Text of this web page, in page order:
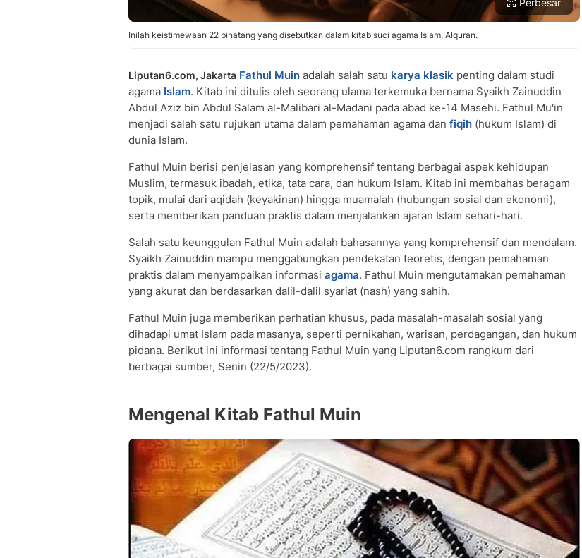
Perbesar
Inilah keistimewaan 22 binatang yang disebutkan dalam kitab suci agama Islam, Alquran.
Liputan6.com, Jakarta Fathul Muin adalah salah satu karya klasik penting dalam studi
agama Islam. Kitab ini ditulis oleh seorang ulama terkemuka bernama Syaikh Zainuddin
Abdul Aziz bin Abdul Salam al-Malibari al-Madani pada abad ke-14 Masehi. Fathul Mu'in
menjadi salah satu rujukan utama dalam pemahaman agama dan fiqih (hukum Islam) di
dunia Islam.
Fathul Muin berisi penjelasan yang komprehensif tentang berbagai aspek kehidupan
Muslim, termasuk ibadah, etika, tata cara, dan hukum Islam. Kitab ini membahas beragam
topik, mulai dari aqidah (keyakinan) hingga muamalah (hubungan sosial dan ekonomi),
serta memberikan panduan praktis dalam menjalankan ajaran Islam sehari-hari.
Salah satu keunggulan Fathul Muin adalah bahasannya yang komprehensif dan mendalam.
Syaikh Zainuddin mampu menggabungkan pendekatan teoretis, dengan pemahaman
praktis dalam menyampaikan informasi agama. Fathul Muin mengutamakan pemahaman
yang akurat dan berdasarkan dalil-dalil syariat (nash) yang sahih.
Fathul Muin juga memberikan perhatian khusus, pada masalah-masalah sosial yang
dihadapi umat Islam pada masanya, seperti pernikahan, warisan, perdagangan, dan hukum
pidana. Berikut ini informasi tentang Fathul Muin yang Liputan6.com rangkum dari
berbagai sumber, Senin (22/5/2023).
Mengenal Kitab Fathul Muin